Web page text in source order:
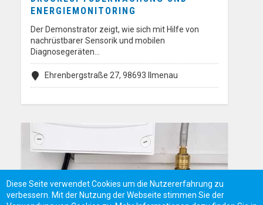
ENERGIEMONITORING
Der Demonstrator zeigt, wie sich mit Hilfe von
nachrüstbarer Sensorik und mobilen
Diagnosegeräten…
Ehrenbergstraße 27, 98693 Ilmenau
Diese Seite verwendet Cookies um die Nutzererfahrung zu
verbessern. Mit der Nutzung der Webseite stimmen Sie der